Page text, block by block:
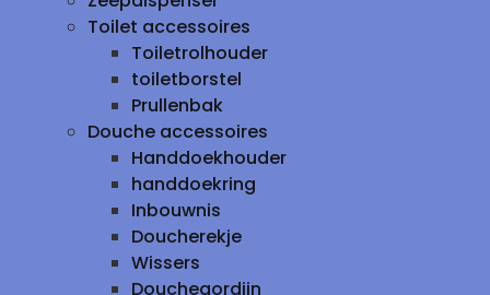
Toilet accessoires
Toiletrolhouder
toiletborstel
Prullenbak
Douche accessoires
Handdoekhouder
handdoekring
Inbouwnis
Doucherekje
Wissers
Douchegordijn